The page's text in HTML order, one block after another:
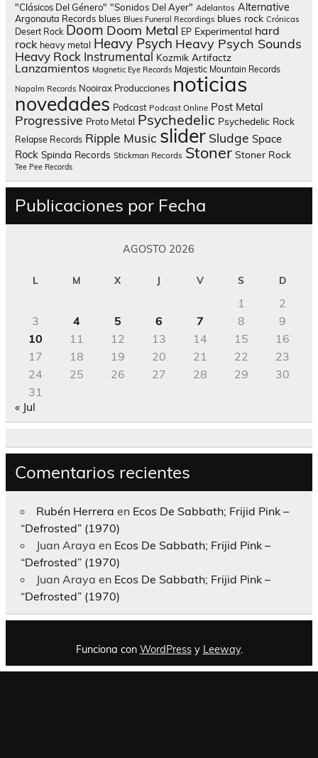
"Clásicos Del Género" "Sonidos Del Ayer" Adelantos Alternative
Argonauta Records blues Blues Funeral Recordings blues rock Crónicas
Desert Rock Doom Doom Metal EP Experimental hard
rock heavy metal Heavy Psych Heavy Psych Sounds
Heavy Rock Instrumental Kozmik Artifactz
Lanzamientos Magnetic Eye Records Majestic Mountain Records
Napalm Records Nooirax Producciones noticias
novedades Podcast Podcast Online Post Metal
Progressive Proto Metal Psychedelic Psychedelic Rock
Relapse Records Ripple Music slider Sludge Space
Rock Spinda Records Stickman Records Stoner Stoner Rock
Tee Pee Records
Publicaciones por Fecha
AGOSTO 2026
L M X J V S D
1
2
3
4 5 6 7 8
9
10
11 12 13 14 15
16
17
18 19 20 21 22
23
24
25 26 27 28 29
30
31
« Jul
Comentarios recientes
Rubén Herrera en Ecos De Sabbath; Frijid Pink –
“Defrosted” (1970)
Juan Araya en Ecos De Sabbath; Frijid Pink –
“Defrosted” (1970)
Juan Araya en Ecos De Sabbath; Frijid Pink –
“Defrosted” (1970)
Funciona con WordPressy Leeway.